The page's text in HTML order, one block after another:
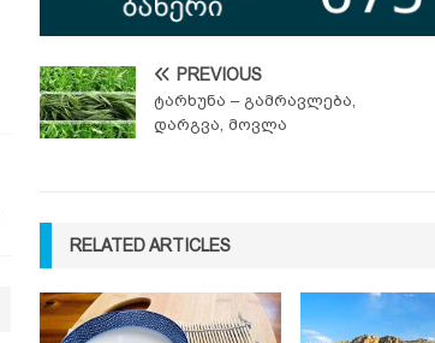
PREVIOUS
ტარხუნა – გამრავლება,
დარგვა, მოვლა
RELATED ARTICLES